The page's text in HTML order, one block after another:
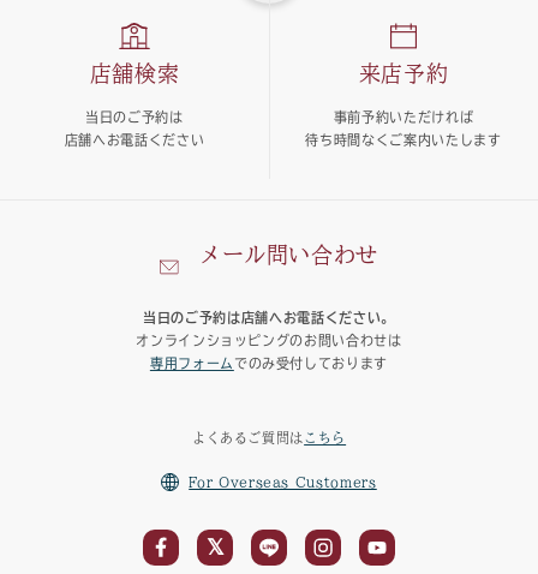
メール問い合わせ
当日のご予約は店舗へお電話ください。
オンラインショッピングのお問い合わせは
専用フォーム でのみ受付しております
店舗検索
当日のご予約は
店舗へお電話ください
来店予約
事前予約いただければ
待ち時間なくご案内いたします
よくあるご質問は こちら
For Overseas Customers